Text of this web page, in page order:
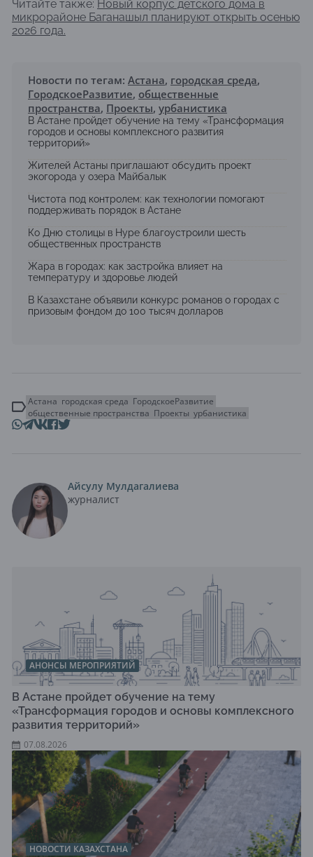
Читайте также: Новый корпус детского дома в
микрорайоне Баганашыл планируют открыть осенью
2026 года.
Новости по тегам: Астана, городская среда,
ГородскоеРазвитие, общественные
пространства, Проекты, урбанистика
В Астане пройдет обучение на тему «Трансформация
городов и основы комплексного развития
территорий»
Жителей Астаны приглашают обсудить проект
экогорода у озера Майбалык
Чистота под контролем: как технологии помогают
поддерживать порядок в Астане
Ко Дню столицы в Нуре благоустроили шесть
общественных пространств
Жара в городах: как застройка влияет на
температуру и здоровье людей
В Казахстане объявили конкурс романов о городах с
призовым фондом до 100 тысяч долларов
Астана городская среда ГородскоеРазвитие
общественные пространства Проекты урбанистика
Айсулу Мулдагалиева
журналист
АНОНСЫ МЕРОПРИЯТИЙ
В Астане пройдет обучение на тему
«Трансформация городов и основы комплексного
развития территорий»
07.08.2026
НОВОСТИ КАЗАХСТАНА